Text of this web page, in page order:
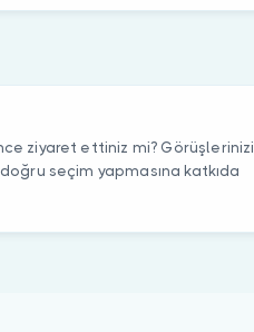
ziyaret ettiniz mi? Görüşlerinizi
seçim yapmasına katkıda